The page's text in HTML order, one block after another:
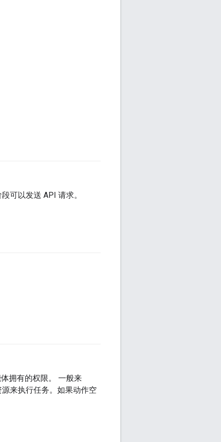
可以发送 API 请求。
拥有的权限。 一般来
来执行任务。如果动作空